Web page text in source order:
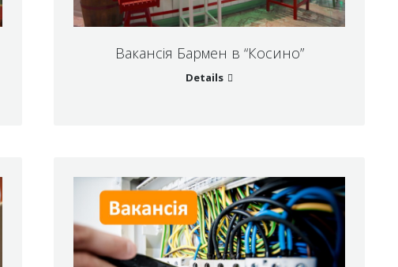
Вакансія Бармен в “Косино”
Details